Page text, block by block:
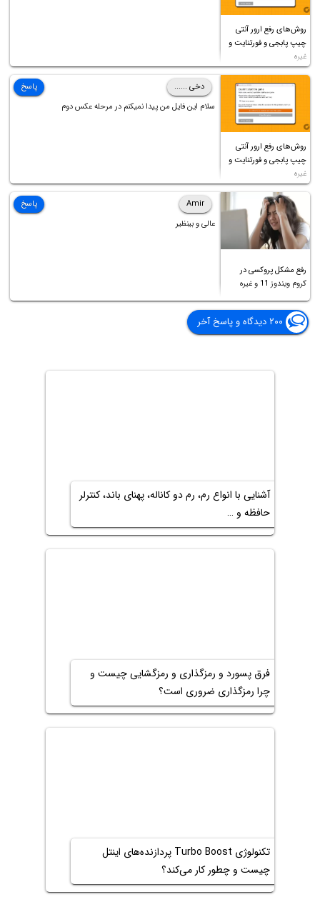
روش‌های رفع ارور آنتی
چیپ پابجی و فورتنایت و
غیره
روش‌های رفع ارور آنتی
چیپ پابجی و فورتنایت و
غیره
دخی ......
سلام این فایل من پیدا نمیکنم در مرحله عکس دوم
پاسخ
رفع مشکل پروکسی در
کروم ویندوز 11 و غیره
Amir
عالی و بینظیر
پاسخ
۲۰۰ دیدگاه و پاسخ آخر
آشنایی با انواع رم، رم دو کاناله، پهنای باند، کنترلر
حافظه و …
فرق پسورد و رمزگذاری و رمزگشایی چیست و
چرا رمزگذاری ضروری است؟
تکنولوژی Turbo Boost پردازنده‌های اینتل
چیست و چطور کار می‌کند؟